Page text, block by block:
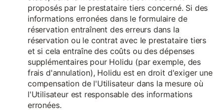
proposés par le prestataire tiers concerné. Si des
informations erronées dans le formulaire de
réservation entraînent des erreurs dans la
réservation ou le contrat avec le prestataire tiers
et si cela entraîne des coûts ou des dépenses
supplémentaires pour Holidu (par exemple, des
frais d'annulation), Holidu est en droit d'exiger une
compensation de l'Utilisateur dans la mesure où
l'Utilisateur est responsable des informations
erronées.